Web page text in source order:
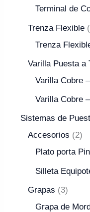
Terminal de
Trenza Flexible
Trenza
Varilla Puesta a
Varilla Cobre
Varilla Cobre
Sistemas de
Accesorios
2
Plato porta
Silleta
Grapas
3
Grapa de